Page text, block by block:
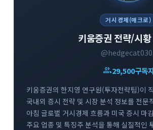
거시경제(매크로)
키움증권 전략/시
group29,500구독
키움증권의 한지영 연구원(투자전략팀)이
국내외 증시 전략 및 시장 분석 정보를 전문
아침 글로벌 거시경제 흐름과 미국 증시 마
주요 업종 및 특징주 분석을 통해 실질적인